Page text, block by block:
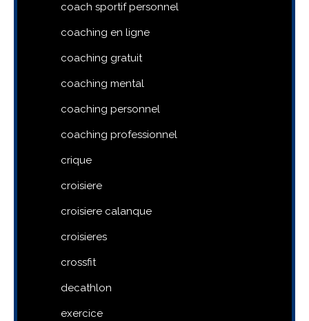
coach sportif personnel
coaching en ligne
coaching gratuit
coaching mental
coaching personnel
coaching professionnel
crique
croisiere
croisiere calanque
croisieres
crossfit
decathlon
exercice